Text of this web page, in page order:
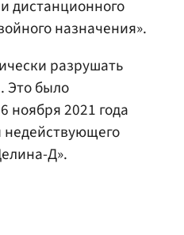
дистанционного
назначения».
разрушать
Это было
ноября 2021 года
Д».